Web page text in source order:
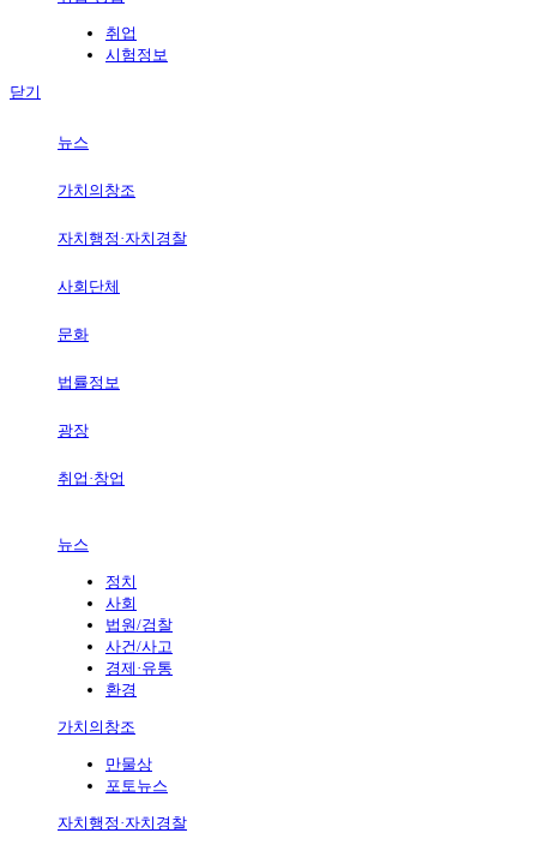
취업
시험정보
닫기
뉴스
가치의창조
자치행정·자치경찰
사회단체
문화
법률정보
광장
취업·창업
뉴스
정치
사회
법원/검찰
사건/사고
경제·유통
환경
가치의창조
만물상
포토뉴스
자치행정·자치경찰